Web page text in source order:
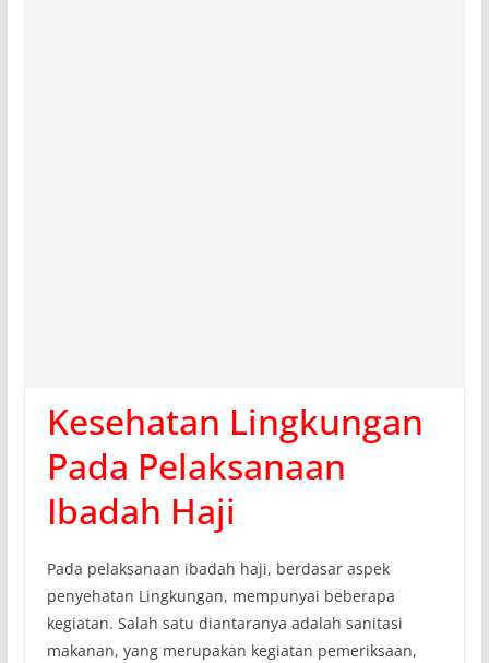
Kesehatan Lingkungan
Pada Pelaksanaan
Ibadah Haji
Pada pelaksanaan ibadah haji, berdasar aspek
penyehatan Lingkungan, mempunyai beberapa
kegiatan. Salah satu diantaranya adalah sanitasi
makanan, yang merupakan kegiatan pemeriksaan,